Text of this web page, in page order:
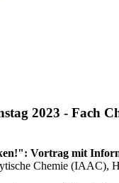
2023 - Fach
Vortrag mit
Chemie (IAAC),